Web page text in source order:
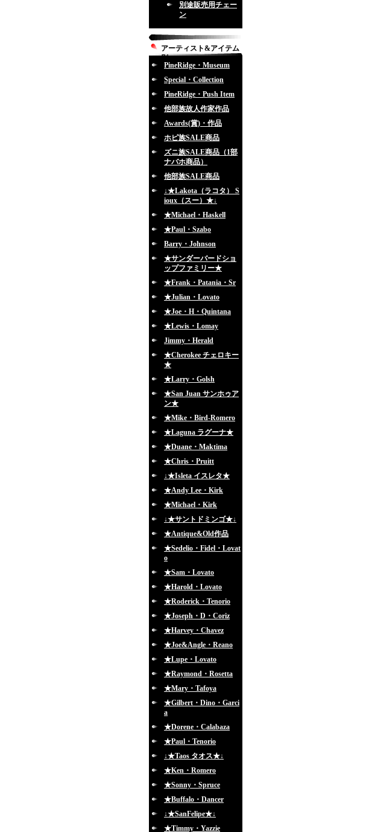
別途販売用チェー
ン
アーティスト&アイテム
別
PineRidge・Museum
Special・Collection
PineRidge・Push Item
他部族故人作家作品
Awards(賞)・作品
ホピ族SALE商品
ズニ族SALE商品（1部
ナバホ商品）
他部族SALE商品
↓★Lakota（ラコタ） S
ioux（スー）★↓
★Michael・Haskell
★Paul・Szabo
Barry・Johnson
★サンダーバードショ
ップファミリー★
★Frank・Patania・Sr
★Julian・Lovato
★Joe・H・Quintana
★Lewis・Lomay
Jimmy・Herald
★Cherokee チェロキー
★
★Larry・Golsh
★San Juan サンホゥア
ン★
★Mike・Bird-Romero
★Laguna ラグーナ★
★Duane・Maktima
★Chris・Pruitt
↓★Isleta イスレタ★
★Andy Lee・Kirk
★Michael・Kirk
↓★サントドミンゴ★↓
★Antique&Old作品
★Sedelio・Fidel・Lovat
o
★Sam・Lovato
★Harold・Lovato
★Roderick・Tenorio
★Joseph・D・Coriz
★Harvey・Chavez
★Joe&Angle・Reano
★Lupe・Lovato
★Raymond・Rosetta
★Mary・Tafoya
★Gilbert・Dino・Garci
a
★Dorene・Calabaza
★Paul・Tenorio
↓★Taos タオス★↓
★Ken・Romero
★Sonny・Spruce
★Buffalo・Dancer
↓★SanFelipe★↓
★Timmy・Yazzie